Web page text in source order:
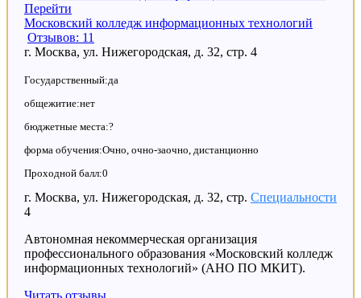
Перейти
Московский колледж информационных технологий
Отзывов: 11
г. Москва, ул. Нижегородская, д. 32, стр. 4
Государственный:да
общежитие:нет
бюджетные места:?
форма обучения:Очно, очно-заочно, дистанционно
Проходной балл:0
Специальности
г. Москва, ул. Нижегородская, д. 32, стр.
4
Автономная некоммерческая организация
профессионального образования «Московский колледж
информационных технологий» (АНО ПО МКИТ).
Читать отзывы